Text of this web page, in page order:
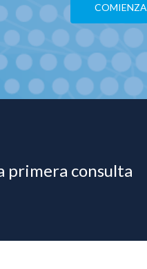
COMIENZA
primera consulta